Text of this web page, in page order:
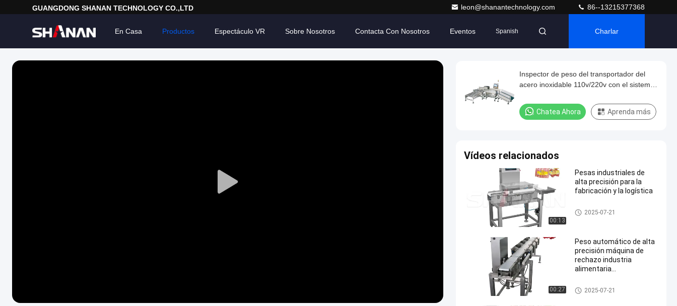
GUANGDONG SHANAN TECHNOLOGY CO.,LTD leon@shanantechnology.com 86--13215377368
En Casa Productos Espectáculo VR Sobre Nosotros Contacta Con Nosotros Eventos Spanish Charlar
Play
Inspector de peso del transportador del
acero inoxidable 110v/220v con el sistema
Chatea Ahora Aprenda más
Vídeos relacionados
00:13
Pesas industriales de
alta precisión para la
fabricación y la logística
Inspector de peso del transpor
tador
2025-07-21
00:27
Peso automático de alta
precisión máquina de
rechazo industria
alimentaria
farmacéutico
Inspector de peso del transpor
tador
2025-07-21